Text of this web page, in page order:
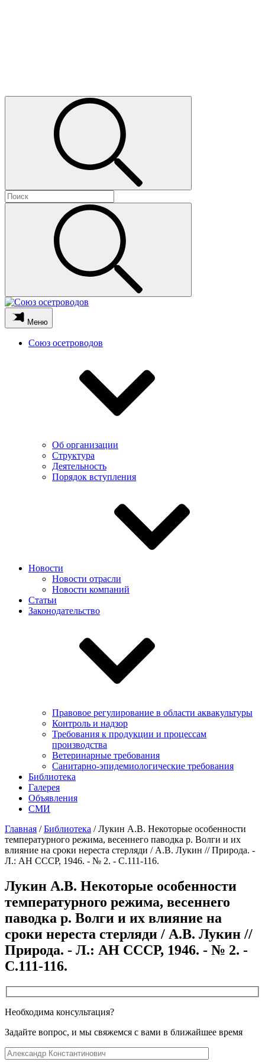
Меню
Союз осетроводов
Об организации
Структура
Деятельность
Порядок вступления
Новости
Новости отрасли
Новости компаний
Статьи
Законодательство
Правовое регулирование в области аквакультуры
Контроль и надзор
Требования к продукции и процессам
производства
Ветеринарные требования
Санитарно-эпидемиологические требования
Библиотека
Галерея
Объявления
СМИ
Главная /Библиотека /Лукин А.В. Некоторые особенности
температурного режима, весеннего паводка р. Волги и их
влияние на сроки нереста стерляди / А.В. Лукин // Природа. -
Л.: АН СССР, 1946. - № 2. - С.111-116.
Лукин А.В. Некоторые особенности
температурного режима, весеннего
паводка р. Волги и их влияние на
сроки нереста стерляди / А.В. Лукин //
Природа. - Л.: АН СССР, 1946. - № 2. -
С.111-116.
Необходима консультация?
Задайте вопрос, и мы свяжемся с вами в ближайшее время